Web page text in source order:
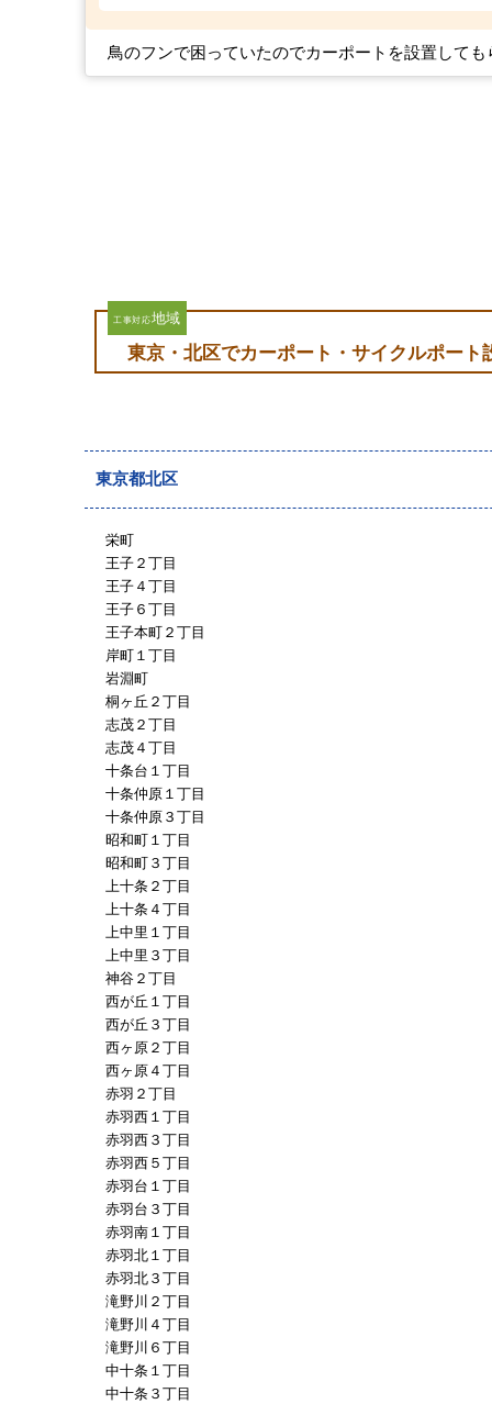
鳥のフンで困っていたのでカーポートを設置して
工事対応地域
東京・北区でカーポート・サイクルポート
東京都北区
栄町
王子２丁目
王子４丁目
王子６丁目
王子本町２丁目
岸町１丁目
岩淵町
桐ヶ丘２丁目
志茂２丁目
志茂４丁目
十条台１丁目
十条仲原１丁目
十条仲原３丁目
昭和町１丁目
昭和町３丁目
上十条２丁目
上十条４丁目
上中里１丁目
上中里３丁目
神谷２丁目
西が丘１丁目
西が丘３丁目
西ヶ原２丁目
西ヶ原４丁目
赤羽２丁目
赤羽西１丁目
赤羽西３丁目
赤羽西５丁目
赤羽台１丁目
赤羽台３丁目
赤羽南１丁目
赤羽北１丁目
赤羽北３丁目
滝野川２丁目
滝野川４丁目
滝野川６丁目
中十条１丁目
中十条３丁目